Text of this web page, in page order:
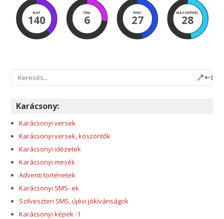
NAP
140
ÓRA
6
PERC
27
MÁSODPERC
27
Karácsony:
Karácsonyi versek
Karácsonyi versek, köszöntők
Karácsonyi idézetek
Karácsonyi mesék
Adventi történetek
Karácsonyi SMS- ek
Szilveszteri SMS, újévi jókívánságok
Karácsonyi képek -1